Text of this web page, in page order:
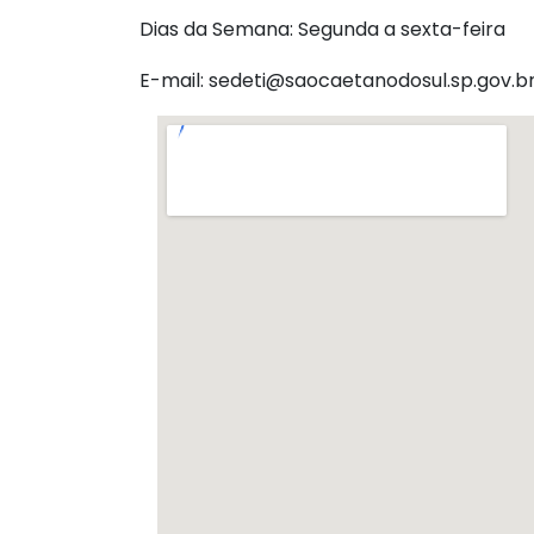
Dias da Semana: Segunda a sexta-feira
E-mail: